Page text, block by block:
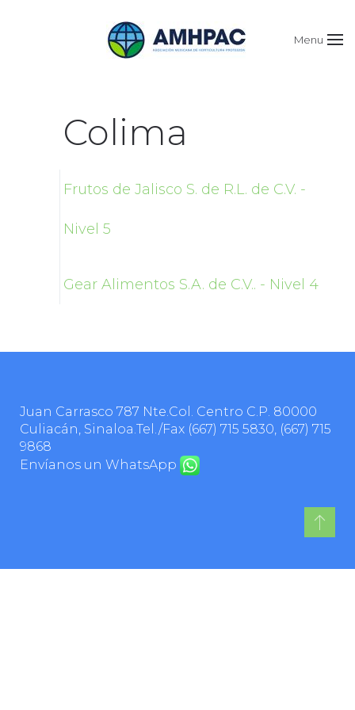
Menu
Colima
Frutos de Jalisco S. de R.L. de C.V. -
Nivel 5
Gear Alimentos S.A. de C.V.. - Nivel 4
Juan Carrasco 787 Nte.Col. Centro C.P. 80000
Culiacán, Sinaloa.Tel./Fax (667) 715 5830, (667) 715
9868
Envíanos un WhatsApp